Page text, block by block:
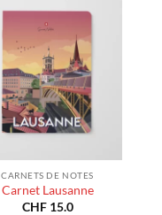
CARNETS DE NOTES
Carnet Lausanne
CHF15.0